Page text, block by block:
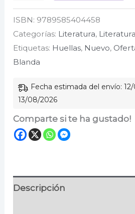
escolar)
cantidad
ISBN: 9789585404458
Categorías: Literatura,
Etiquetas: Huellas, Nuevo,
Blanda
Fecha estimada del envío:
13/08/2026
Comparte si te ha gustado!
Descripción